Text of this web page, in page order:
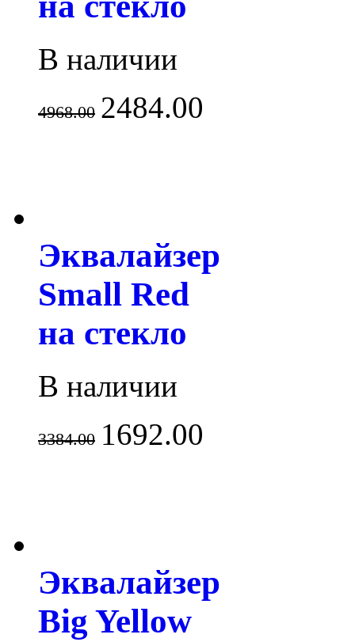
В наличии
4968.00 2484.00
Эквалайзер
Small Red
на стекло
В наличии
3384.00 1692.00
Эквалайзер
Big Yellow